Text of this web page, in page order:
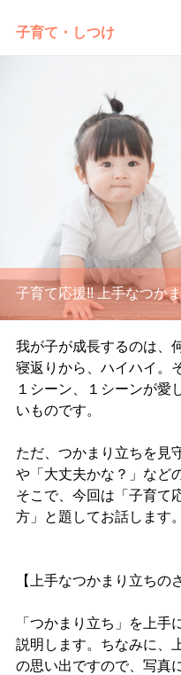
子育て・しつけ
子育て応援!! 上手なつか
我が子が成長するのは、
寝返りから、ハイハイ。
１シーン、１シーンが愛
いものです。
ただ、つかまり立ちを見
や「大丈夫かな？」など
そこで、今回は「子育て
方」と題してお話します。
【上手なつかまり立ちの
「つかまり立ち」を上手
説明します。ちなみに、
の思い出ですので、 写真